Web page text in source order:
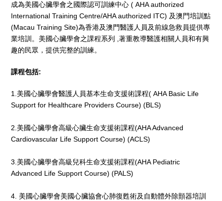
成為美國心臟學會之國際認可訓練中心 ( AHA authorized
International Training Centre/AHA authorized ITC) 及澳門培訓點
(Macau Training Site)為香港及澳門醫護人員及前線急救員提供專
業培訓。美國心臟學會之課程系列 ,著重教導醫護相關人員和有興
趣的民眾，提供完整的訓練。
課程包括:
1.美國心臟學會醫護人員基本生命支援術課程( AHA Basic Life
Support for Healthcare Providers Course) (BLS)
2.美國心臟學會高級心臟生命支援術課程(AHA Advanced
Cardiovascular Life Support Course) (ACLS)
3.美國心臟學會高級兒科生命支援術課程(AHA Pediatric
Advanced Life Support Course) (PALS)
4. 美國心臟學會美國心臟協會心肺復甦術及自動體外除顫器培訓